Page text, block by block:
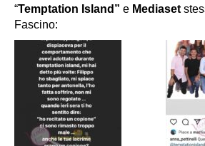
“Temptation Island” e Mediaset
Fascino: